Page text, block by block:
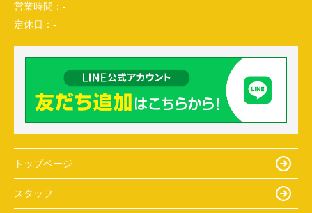
営業時間： -
定休日： -
トップページ
スタッフ